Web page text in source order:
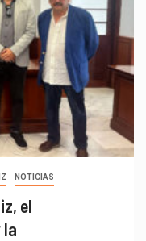
NOTICIAS
el
la